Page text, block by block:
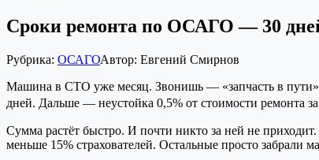
Сроки ремонта по ОСАГО — 30
Рубрика: ОСАГОАвтор: Евгений Смирнов
Машина в СТО уже месяц. Звонишь — «запчасть в
дней. Дальше — неустойка 0,5% от стоимости ремонта
Сумма растёт быстро. И почти никто за ней не
меньше 15% страхователей. Остальные просто забрали